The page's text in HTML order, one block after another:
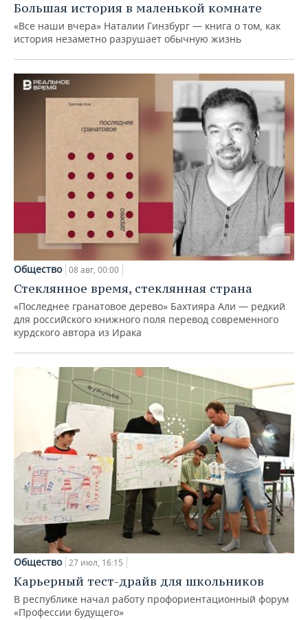
Большая история в маленькой комнате
«Все наши вчера» Наталии Гинзбург — книга о том, как
история незаметно разрушает обычную жизнь
Общество 08 авг, 00:00
Стеклянное время, стеклянная страна
«Последнее гранатовое дерево» Бахтияра Али — редкий
для российского книжного поля перевод современного
курдского автора из Ирака
Общество 27 июл, 16:15
Карьерный тест-драйв для школьников
В республике начал работу профориентационный форум
«Профессии будущего»